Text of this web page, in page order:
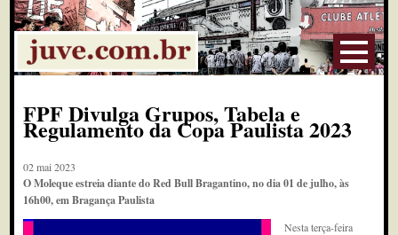
FPF Divulga Grupos, Tabela e
Regulamento da Copa Paulista 2023
02 mai 2023
O Moleque estreia diante do Red Bull Bragantino, no dia 01 de julho, às
16h00, em Bragança Paulista
Nesta terça-feira